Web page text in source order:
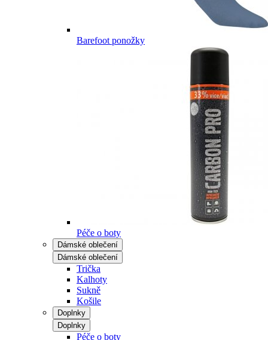
Barefoot ponožky
Péče o boty
Dámské oblečení
Dámské oblečení
Trička
Kalhoty
Sukně
Košile
Doplnky
Doplnky
Péče o boty